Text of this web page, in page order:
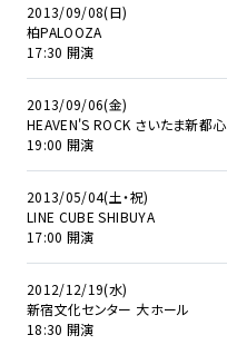
2013/09/08(日)
柏PALOOZA
17:30 開演
2013/09/06(金)
HEAVEN'S ROCK さいたま新都心
19:00 開演
2013/05/04(土・祝)
LINE CUBE SHIBUYA
17:00 開演
2012/12/19(水)
新宿文化センター 大ホール
18:30 開演